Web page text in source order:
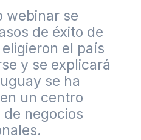
webinar se
de éxito de
el país
y se explicará
se ha
un centro
negocios